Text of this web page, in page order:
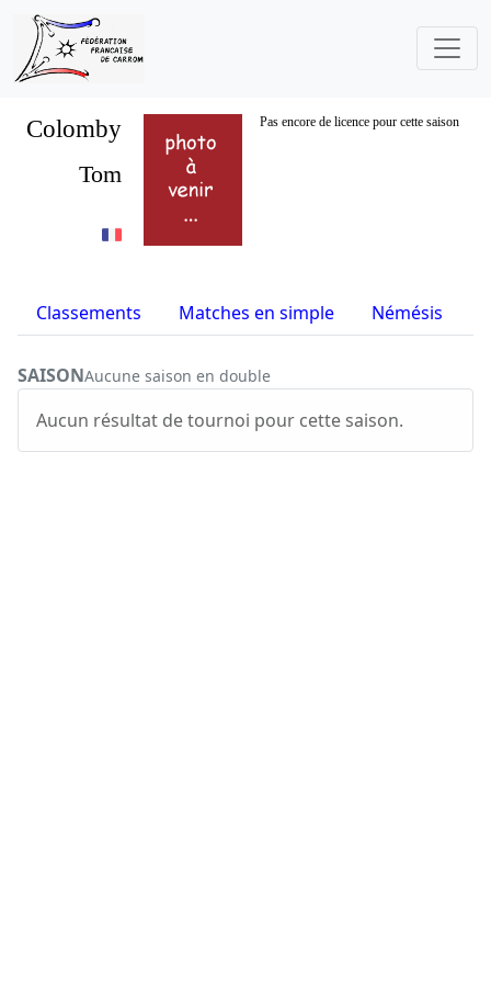
Colomby Pas encore de licence pour cette saison
Tom
Classements Matches en simple Némésis
SAISONAucune saison en double
Aucun résultat de tournoi pour cette saison.